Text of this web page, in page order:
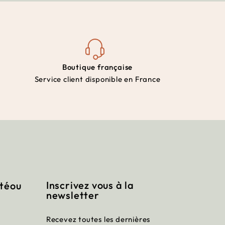
Boutique française
Service client disponible en France
Inscrivez vous à la
newsletter
Recevez toutes les dernières